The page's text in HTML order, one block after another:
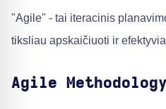
"Agile" - tai iteracinis
tiksliau apskaičiuoti ir
Agile